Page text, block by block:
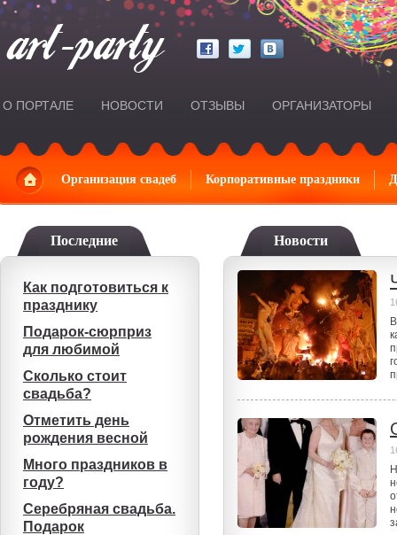
О ПОРТАЛЕ НОВОСТИ ОТЗЫВЫ ОРГАНИЗАТОРЫ
ГлавнаяОрганизация свадеб Корпоративные праздники
Последние
Как подготовиться к
празднику
Подарок-сюрприз
для любимой
Сколько стоит
свадьба?
Отметить день
рождения весной
Много праздников в
году?
Серебряная свадьба.
Подарок
Новости